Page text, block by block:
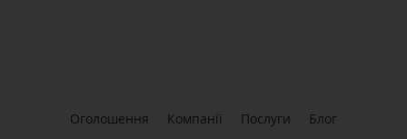
Оголошення Компанії Послуги Блог